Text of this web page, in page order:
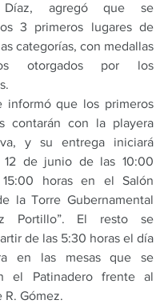
Díaz, agregó que se
3 primeros lugares de
categorías, con medallas
otorgados por los
informó que los primeros
contarán con la playera
y su entrega iniciará
12 de junio de las 10:00
horas en el Salón
la Torre Gubernamental
Portillo”. El resto se
de las 5:30 horas el día
en las mesas que se
el Patinadero frente al
R. Gómez.